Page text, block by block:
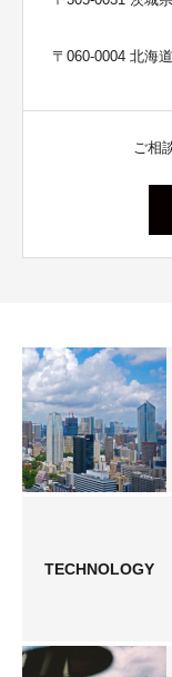
〒060-0004 北海
ご相
TECHNOLOGY